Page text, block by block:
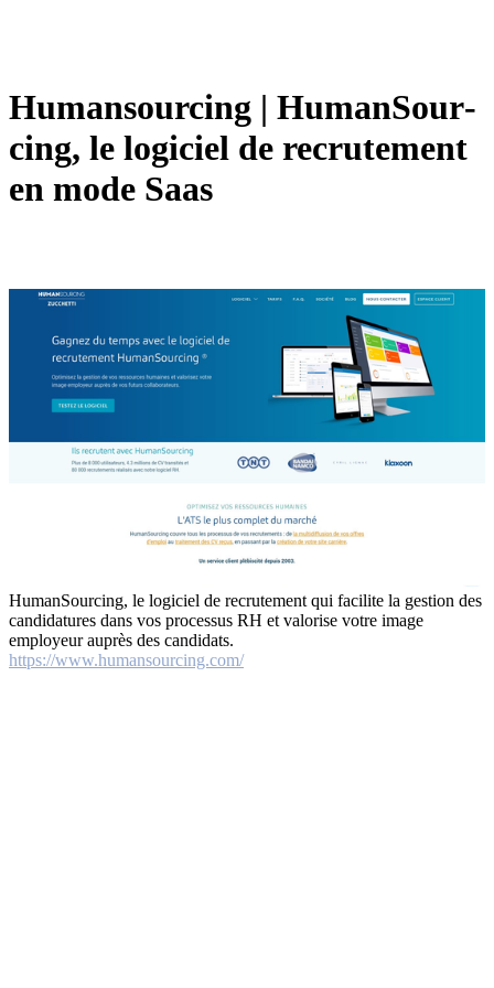
Humansourcing | Hu­man­Sour­
cing, le logiciel de recrutement
en mode Saas
HumanSourcing, le logiciel de recrutement qui facilite la gestion des
candidatures dans vos processus RH et valorise votre image
employeur auprès des candidats.
https://www.humansourcing.com/